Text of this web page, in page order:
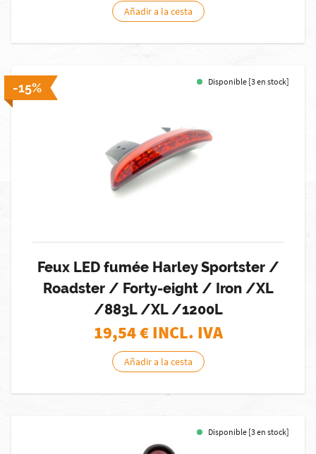
Añadir a la cesta
-15% Disponible [3 en stock]
Feux LED fumée Harley Sportster /
Roadster / Forty-eight / Iron /XL
/883L /XL /1200L
19,54€ INCL. IVA
Añadir a la cesta
Disponible [3 en stock]